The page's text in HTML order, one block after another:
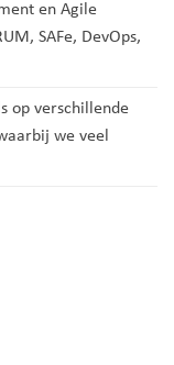
en Agile
SAFe, DevOps,
op verschillende
we veel